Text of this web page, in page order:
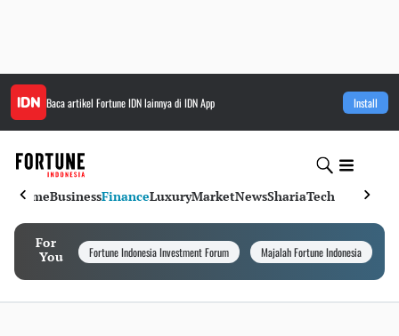
Baca artikel Fortune IDNlainnya di IDN App Install
HomeBusinessFinanceLuxuryMarketNewsShariaTech
For
You
Fortune Indonesia Investment Forum Majalah Fortune Indonesia